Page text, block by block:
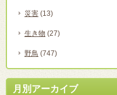
災害 (13)
生き物 (27)
野鳥 (747)
月別アーカイブ